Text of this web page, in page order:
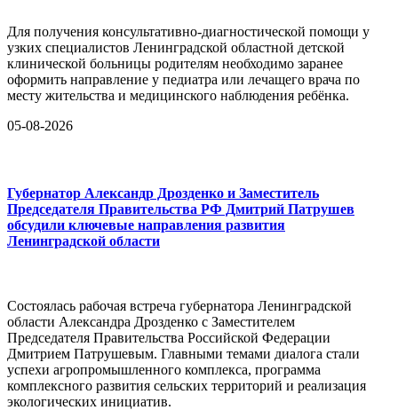
Для получения консультативно-диагностической помощи у
узких специалистов Ленинградской областной детской
клинической больницы родителям необходимо заранее
оформить направление у педиатра или лечащего врача по
месту жительства и медицинского наблюдения ребёнка.
05-08-2026
Губернатор Александр Дрозденко и Заместитель
Председателя Правительства РФ Дмитрий Патрушев
обсудили ключевые направления развития
Ленинградской области
Состоялась рабочая встреча губернатора Ленинградской
области Александра Дрозденко с Заместителем
Председателя Правительства Российской Федерации
Дмитрием Патрушевым. Главными темами диалога стали
успехи агропромышленного комплекса, программа
комплексного развития сельских территорий и реализация
экологических инициатив.